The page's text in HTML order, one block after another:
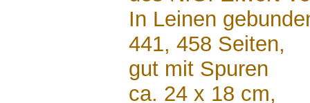
In Leinen
441, 458 Seiten,
gut mit Spuren
ca. 24 x 18 cm,